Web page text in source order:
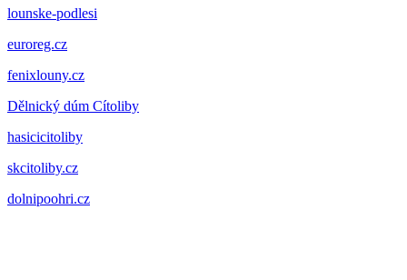
lounske-podlesi
euroreg.cz
fenixlouny.cz
Dělnický dúm Cítoliby
hasicicitoliby
skcitoliby.cz
dolnipoohri.cz